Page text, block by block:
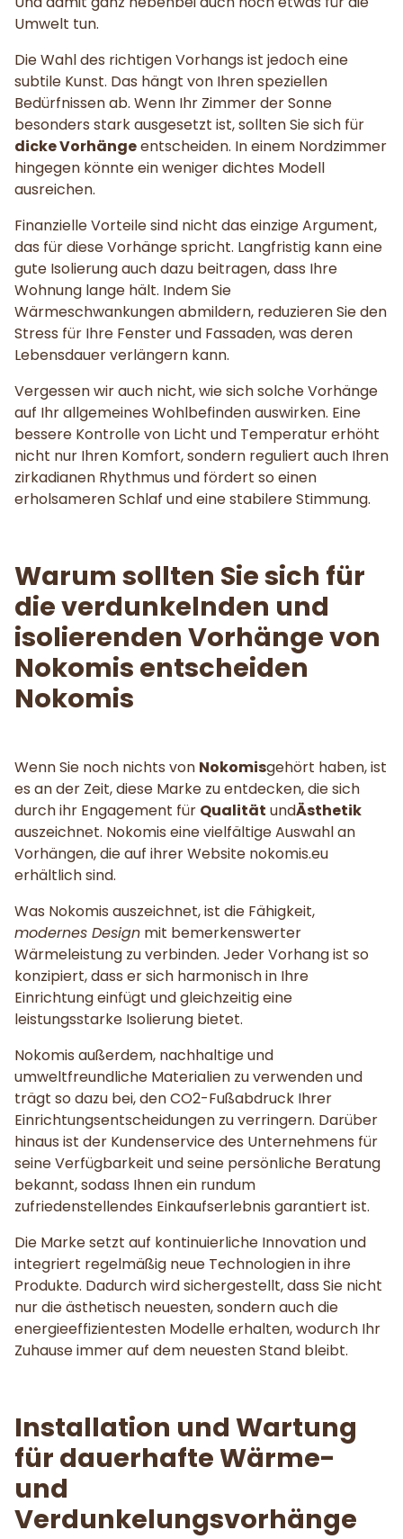
Umwelt tun.
Die Wahl des richtigen Vorhangs ist jedoch eine
subtile Kunst. Das hängt von Ihren speziellen
Bedürfnissen ab. Wenn Ihr Zimmer der Sonne
besonders stark ausgesetzt ist, sollten Sie sich für
dicke Vorhängeentscheiden. In einem Nordzimmer
hingegen könnte ein weniger dichtes Modell
ausreichen.
Finanzielle Vorteile sind nicht das einzige Argument,
das für diese Vorhänge spricht. Langfristig kann eine
gute Isolierung auch dazu beitragen, dass Ihre
Wohnung lange hält. Indem Sie
Wärmeschwankungen abmildern, reduzieren Sie den
Stress für Ihre Fenster und Fassaden, was deren
Lebensdauer verlängern kann.
Vergessen wir auch nicht, wie sich solche Vorhänge
auf Ihr allgemeines Wohlbefinden auswirken. Eine
bessere Kontrolle von Licht und Temperatur erhöht
nicht nur Ihren Komfort, sondern reguliert auch Ihren
zirkadianen Rhythmus und fördert so einen
erholsameren Schlaf und eine stabilere Stimmung.
Warum sollten Sie sich für
die verdunkelnden und
isolierenden Vorhänge von
Nokomis entscheiden
Nokomis
Wenn Sie noch nichts von Nokomisgehört haben, ist
es an der Zeit, diese Marke zu entdecken, die sich
durch ihr Engagement für Qualität undÄsthetik
auszeichnet. Nokomis eine vielfältige Auswahl an
Vorhängen, die auf ihrer Website nokomis.eu
erhältlich sind.
Was Nokomis auszeichnet, ist die Fähigkeit,
modernes Design mit bemerkenswerter
Wärmeleistung zu verbinden. Jeder Vorhang ist so
konzipiert, dass er sich harmonisch in Ihre
Einrichtung einfügt und gleichzeitig eine
leistungsstarke Isolierung bietet.
Nokomis außerdem, nachhaltige und
umweltfreundliche Materialien zu verwenden und
trägt so dazu bei, den CO2-Fußabdruck Ihrer
Einrichtungsentscheidungen zu verringern. Darüber
hinaus ist der Kundenservice des Unternehmens für
seine Verfügbarkeit und seine persönliche Beratung
bekannt, sodass Ihnen ein rundum
zufriedenstellendes Einkaufserlebnis garantiert ist.
Die Marke setzt auf kontinuierliche Innovation und
integriert regelmäßig neue Technologien in ihre
Produkte. Dadurch wird sichergestellt, dass Sie nicht
nur die ästhetisch neuesten, sondern auch die
energieeffizientesten Modelle erhalten, wodurch Ihr
Zuhause immer auf dem neuesten Stand bleibt.
Installation und Wartung
für dauerhafte Wärme-
und
Verdunkelungsvorhänge